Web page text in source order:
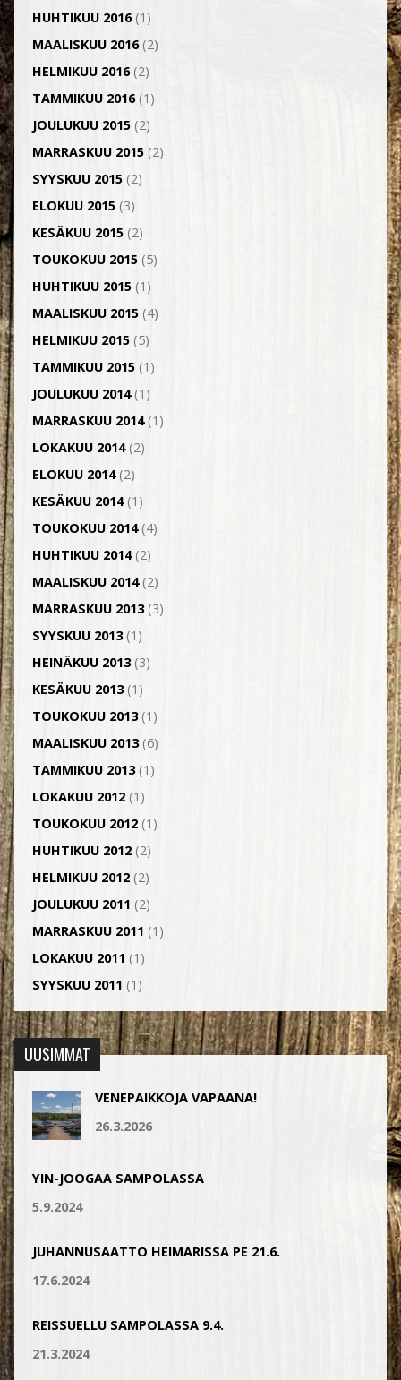
HUHTIKUU 2016(1)
MAALISKUU 2016(2)
HELMIKUU 2016(2)
TAMMIKUU 2016(1)
JOULUKUU 2015(2)
MARRASKUU 2015(2)
SYYSKUU 2015(2)
ELOKUU 2015(3)
KESÄKUU 2015(2)
TOUKOKUU 2015(5)
HUHTIKUU 2015(1)
MAALISKUU 2015(4)
HELMIKUU 2015(5)
TAMMIKUU 2015(1)
JOULUKUU 2014(1)
MARRASKUU 2014(1)
LOKAKUU 2014(2)
ELOKUU 2014(2)
KESÄKUU 2014(1)
TOUKOKUU 2014(4)
HUHTIKUU 2014(2)
MAALISKUU 2014(2)
MARRASKUU 2013(3)
SYYSKUU 2013(1)
HEINÄKUU 2013(3)
KESÄKUU 2013(1)
TOUKOKUU 2013(1)
MAALISKUU 2013(6)
TAMMIKUU 2013(1)
LOKAKUU 2012(1)
TOUKOKUU 2012(1)
HUHTIKUU 2012(2)
HELMIKUU 2012(2)
JOULUKUU 2011 (2)
MARRASKUU 2011 (1)
LOKAKUU 2011 (1)
SYYSKUU 2011 (1)
UUSIMMAT
VENEPAIKKOJA VAPAANA!
26.3.2026
YIN-JOOGAA SAMPOLASSA
5.9.2024
JUHANNUSAATTO HEIMARISSA PE 21.6.
17.6.2024
REISSUELLU SAMPOLASSA 9.4.
21.3.2024